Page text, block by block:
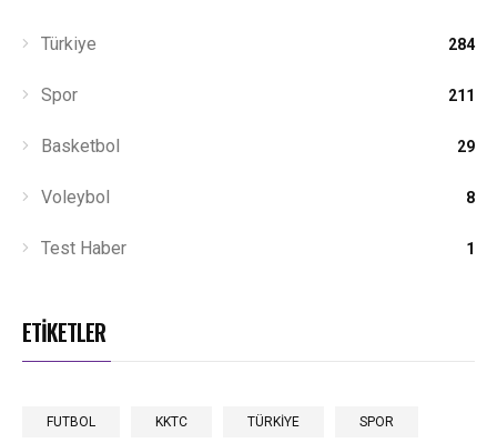
Türkiye 284
Spor 211
Basketbol 29
Voleybol 8
Test Haber 1
ETİKETLER
FUTBOL KKTC TÜRKİYE SPOR